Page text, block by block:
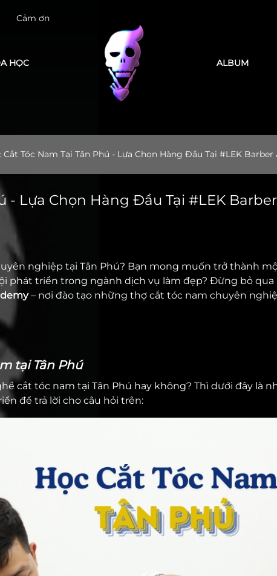
LEK Barber Academy
HỌC ALBUM
Cắt Tóc Nam Tại Tân Phú - Lựa Chọn Hàng Đầu Tại #LEK
- Lựa Chọn Hàng Đầu Tại #LEK Barber
nghiệp tại Tân Phú? Bạn mong muốn trở thành
phát triển trong ngành dịch vụ làm đẹp? Đừng bỏ qua
– nơi đào tạo những thợ cắt tóc nam chuyên
tại Tân Phú
cắt tóc nam tại Tân Phú hay không? Thì dưới đây là
để trả lời cho câu hỏi trên: